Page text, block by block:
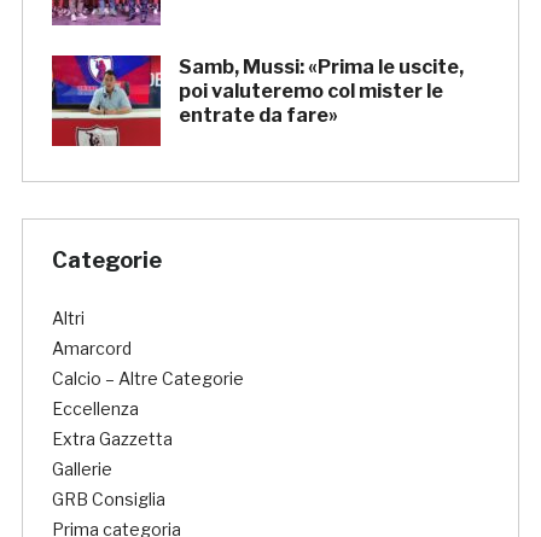
Samb, Mussi: «Prima le uscite,
poi valuteremo col mister le
entrate da fare»
Categorie
Altri
Amarcord
Calcio – Altre Categorie
Eccellenza
Extra Gazzetta
Gallerie
GRB Consiglia
Prima categoria